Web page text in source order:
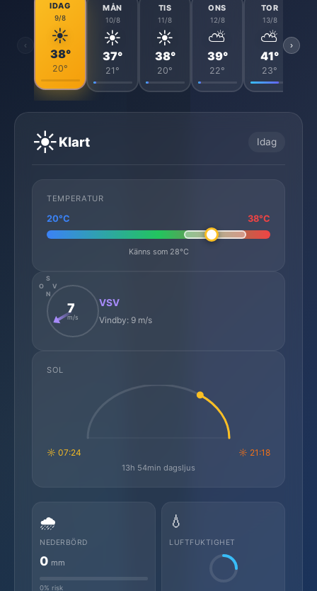
‹
IDAG
9/8
☀️
38°
20°
MÅN
10/8
☀️
37°
21°
TIS
11/8
☀️
38°
20°
ONS
12/8
⛅
39°
22°
TOR
13/8
⛅
41°
23°
›
☀️Klart Idag
TEMPERATUR
20°C 38°C
Känns som 28°C
N
S
O
V
7
m/s
VSV
Vindby: 9 m/s
SOL
☼ 07:24 ☼ 21:18
13h 54min dagsljus
🌧️
NEDERBÖRD
0 mm
0% risk
💧
LUFTFUKTIGHET